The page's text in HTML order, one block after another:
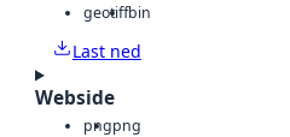
geotiffbin
Last ned
Webside
pngpng